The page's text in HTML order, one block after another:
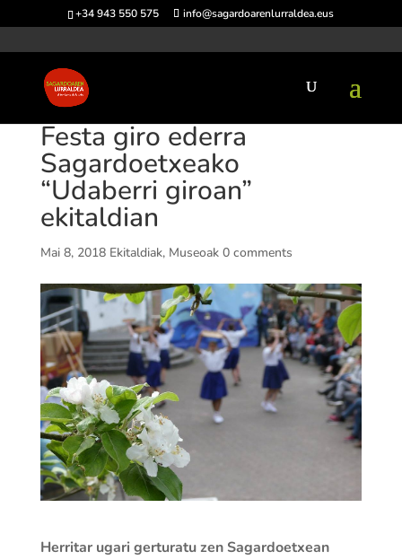
+34 943 550 575 info@sagardoarenlurraldea.eus
Festa giro ederra
Sagardoetxeako
“Udaberri giroan”
ekitaldian
Mai 8, 2018 Ekitaldiak, Museoak 0 comments
Herritar ugari gerturatu zen Sagardoetxean